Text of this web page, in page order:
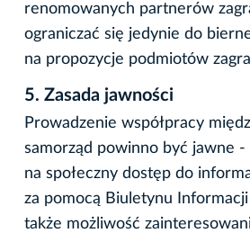
renomowanych partnerów
ograniczać się jedynie do
na propozycje podmiotów
5. Zasada jawności
Prowadzenie współpracy
samorząd powinno być jawne -
na społeczny dostęp do
za pomocą Biuletynu
także możliwość